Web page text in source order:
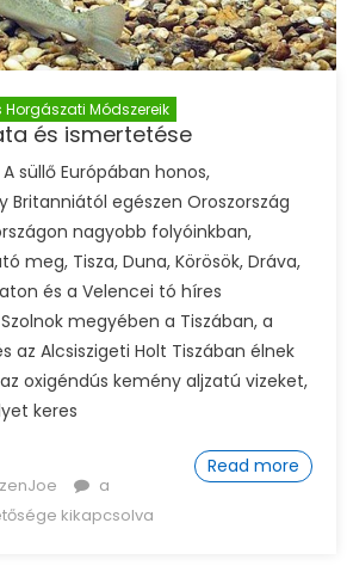
Horgászati Módszereik
és ismertetése
süllő Európában honos,
Britanniától egészen Oroszország
nagyobb folyóinkban,
meg, Tisza, Duna, Körösök, Dráva,
és a Velencei tó híres
megyében a Tiszában, a
az Alcsiszigeti Holt Tiszában élnek
oxigéndús kemény aljzatú vizeket,
keres
Read more
Süllő horgászata és
ismertetése bejegyzéshez
a
kikapcsolva